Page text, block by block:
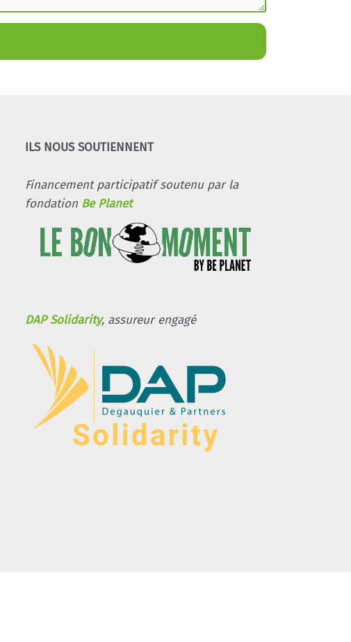
ILS NOUS SOUTIENNENT
Financement participatif soutenu par la
fondation Be Planet
DAP Solidarity, assureur engagé